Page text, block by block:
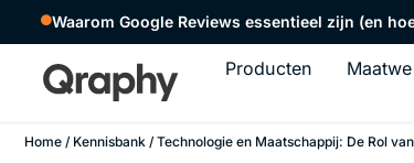
Waarom Google Reviews essentieel zijn (en
Producten
Home / Kennisbank / Technologie en Maatschappij: De Rol